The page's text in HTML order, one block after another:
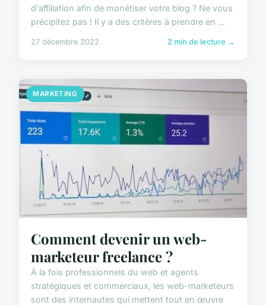
d'affiliation afin de monétiser votre blog ? Ne vous
précipitez pas ! Il y a des critères à prendre en ...
27 décembre 2022 2 min de lecture →
MARKETING
Comment devenir un web-
marketeur freelance ?
À la fois professionnels du web et agents
stratégiques et commerciaux, les web-marketeurs
sont des internautes qui mettent tout en œuvre